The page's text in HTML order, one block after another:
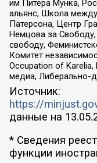
им Питера Мунка,
альянс, Школа
Патерсона, Центр
Немцова за
свободу,
Комитет
Occupation of
медиа, Либерально-
Источник:
https://
данные на
* Сведения
функции